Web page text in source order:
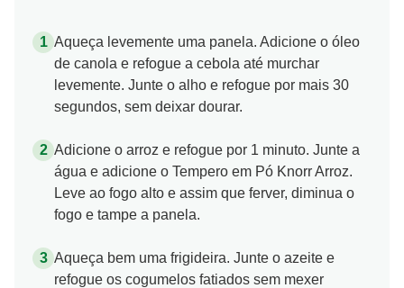
Aqueça levemente uma panela. Adicione o óleo
de canola e refogue a cebola até murchar
levemente. Junte o alho e refogue por mais 30
segundos, sem deixar dourar.
Adicione o arroz e refogue por 1 minuto. Junte a
água e adicione o Tempero em Pó Knorr Arroz.
Leve ao fogo alto e assim que ferver, diminua o
fogo e tampe a panela.
Aqueça bem uma frigideira. Junte o azeite e
refogue os cogumelos fatiados sem mexer